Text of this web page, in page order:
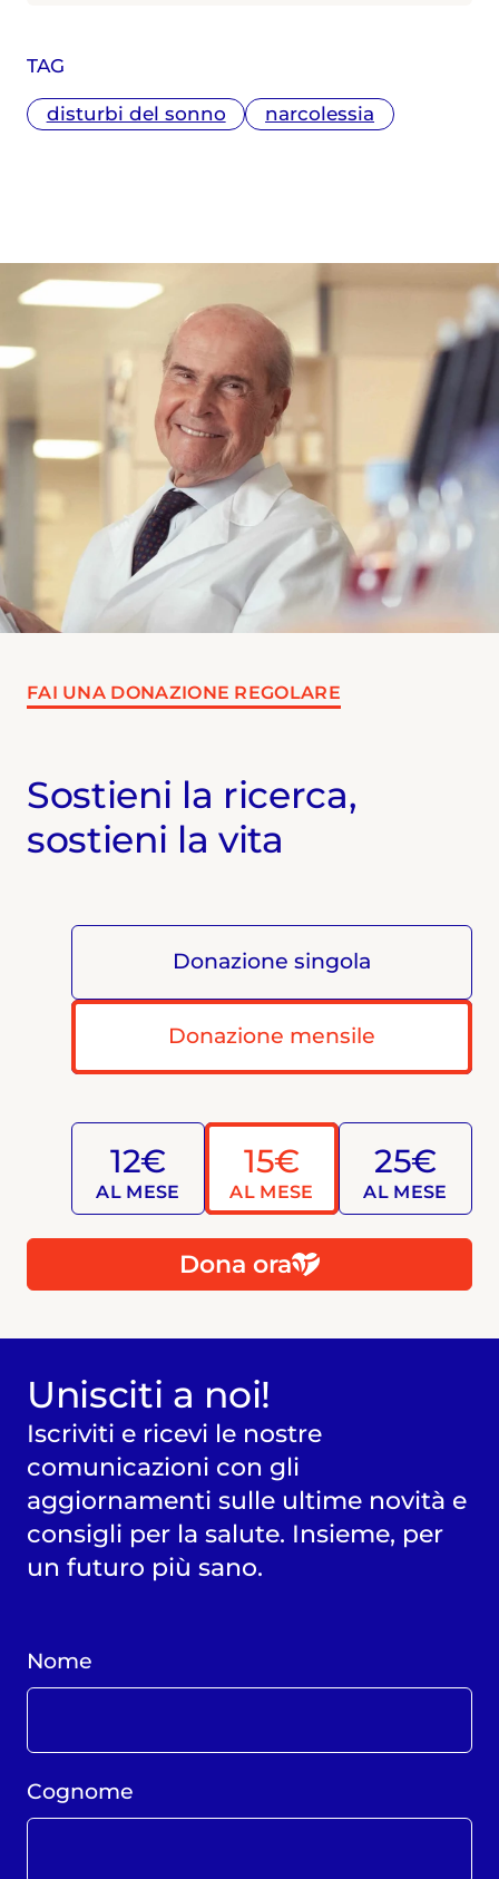
TAG
disturbi del sonno narcolessia
Scienza ottenuto presso l'Università La
Sapienza di Roma. In questi anni ha
seguito i principali congressi mondiali
la nascita dei nuovi antivirali contro il
virus dell’epatite C, la rivoluzione dei
trattamenti per l’ictus tramite la
chirurgia endovascolare e la nascita
delle nuove terapie a lunga durata
d’azione per HIV. Dal 2020 ha inoltre
contribuito al racconto della pandemia
Covid-19 approfondendo in particolare
l'iter che ha portato allo sviluppo dei
vaccini a mRNA. Collabora con diverse
testate nazionali.
FAI UNA DONAZIONE REGOLARE
Sostieni la ricerca,
sostieni la vita
Donazione singola
Donazione mensile
12€
AL MESE
15€
AL MESE
25€
AL MESE
Dona ora
Unisciti a noi!
Iscriviti e ricevi le nostre
comunicazioni con gli
aggiornamenti sulle ultime novità e
consigli per la salute. Insieme, per
un futuro più sano.
Nome
Cognome